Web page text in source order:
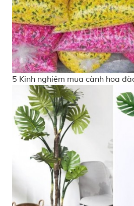
5 Kinh nghiệm mua cành hoa